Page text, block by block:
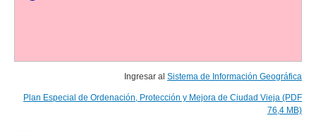
Ingresar al Sistema de Información Geográfica
Plan Especial de Ordenación, Protección y Mejora de Ciudad Vieja (PDF
76,4 MB)